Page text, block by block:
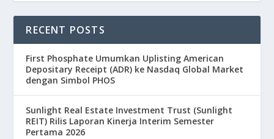
RECENT POSTS
First Phosphate Umumkan Uplisting American
Depositary Receipt (ADR) ke Nasdaq Global Market
dengan Simbol PHOS
Sunlight Real Estate Investment Trust (Sunlight
REIT) Rilis Laporan Kinerja Interim Semester
Pertama 2026